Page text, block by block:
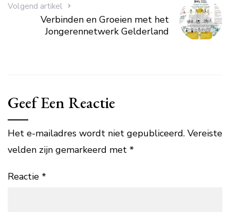
Volgend artikel
Verbinden en Groeien met het
Jongerennetwerk Gelderland
Geef Een Reactie
Het e-mailadres wordt niet gepubliceerd. Vereiste
velden zijn gemarkeerd met *
Reactie *